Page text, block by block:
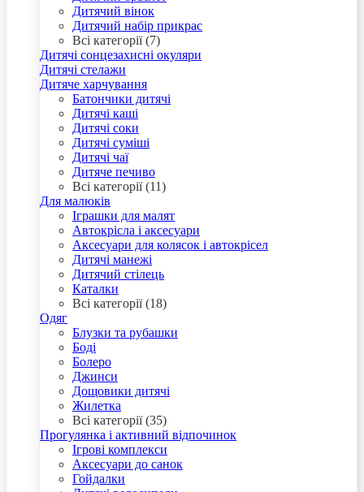
Дитячий вінок
Дитячий набір прикрас
Всі категорії (7)
Дитячі сонцезахисні окуляри
Дитячі стелажи
Дитяче харчування
Батончики дитячі
Дитячі каші
Дитячі соки
Дитячі суміші
Дитячі чаї
Дитяче печиво
Всі категорії (11)
Для малюків
Іграшки для малят
Автокрісла і аксесуари
Аксесуари для колясок і автокрісел
Дитячі манежі
Дитячий стілець
Каталки
Всі категорії (18)
Одяг
Блузки та рубашки
Боді
Болеро
Джинси
Дощовики дитячі
Жилетка
Всі категорії (35)
Прогулянка і активний відпочинок
Ігрові комплекси
Аксесуари до санок
Гойдалки